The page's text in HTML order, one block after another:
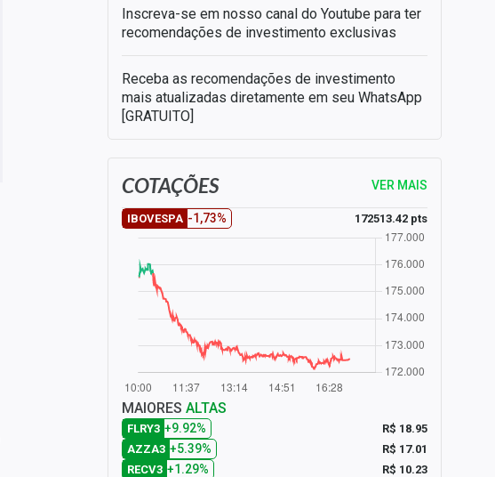
Inscreva-se em nosso canal do Youtube para ter
recomendações de investimento exclusivas
Receba as recomendações de investimento
mais atualizadas diretamente em seu WhatsApp
[GRATUITO]
COTAÇÕES VER MAIS
IBOVESPA -1,73% 172513.42 pts
MAIORES ALTAS
FLRY3 +9.92%
R$ 18.95
AZZA3 +5.39%
R$ 17.01
RECV3 +1.29%
R$ 10.23